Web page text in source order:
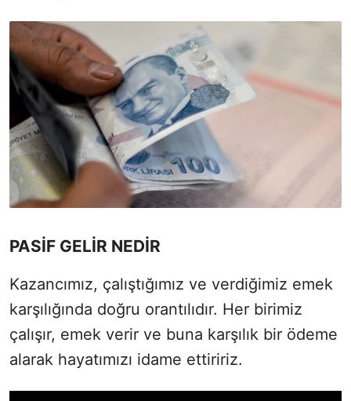
PASİF GELİR NEDİR
Kazancımız, çalıştığımız ve verdiğimiz emek
karşılığında doğru orantılıdır. Her birimiz
çalışır, emek verir ve buna karşılık bir ödeme
alarak hayatımızı idame ettiririz.